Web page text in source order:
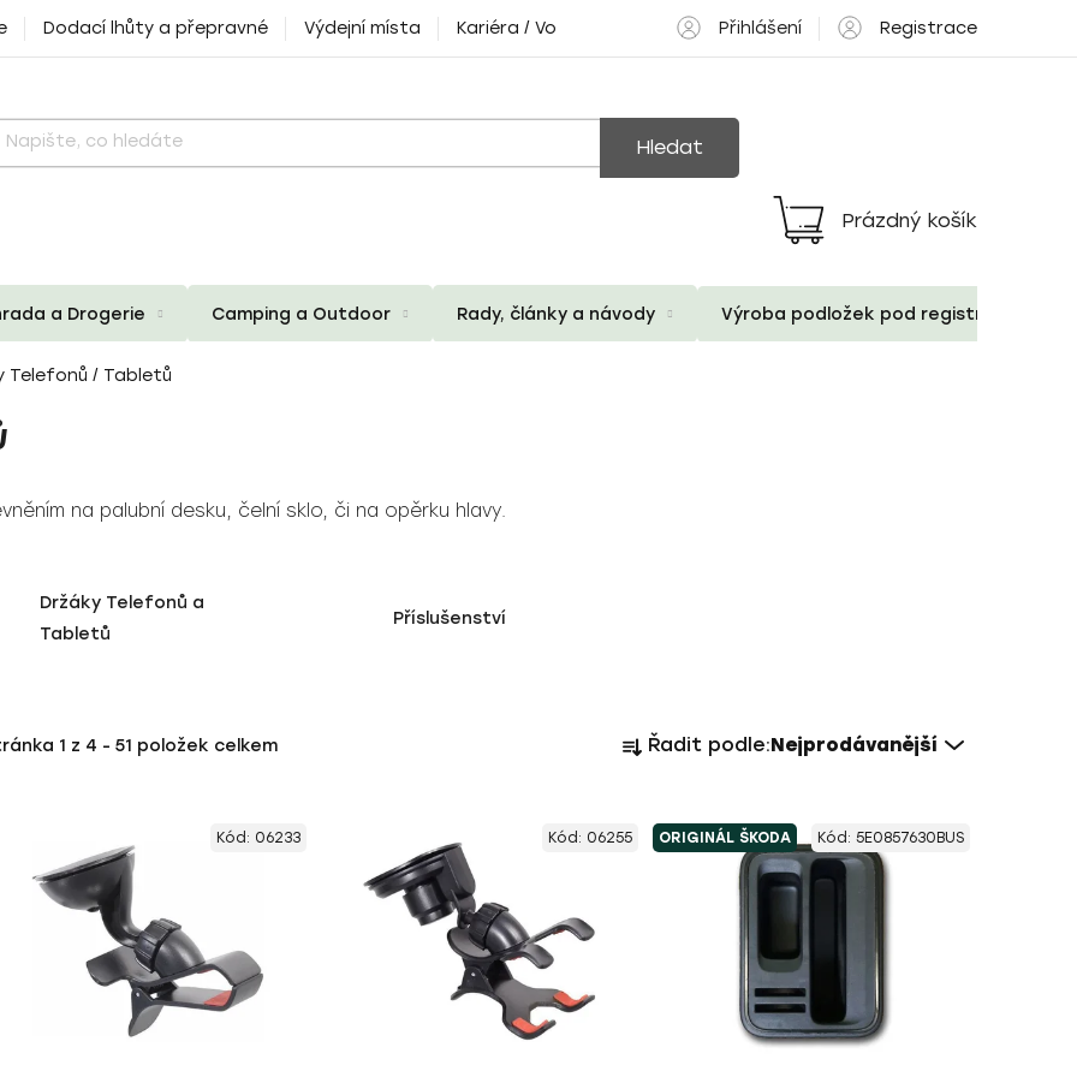
Dodací lhůty a přepravné Výdejní místa Kariéra / Volné pozice Přihlášení Registrace
Hledat
Nákupní
košík
Prázdný košík
a Drogerie Camping a Outdoor Rady, články a návody Výroba podložek pod registrační
Telefonů / Tabletů
na palubní desku, čelní sklo, či na opěrku hlavy.
Držáky Telefonů a
Tabletů
Příslušenství
1 z 4 - 51 položek celkem
a
n
Řadit podle:Nejprodávanější
Kód: 06233 Kód: 06255 ORIGINÁL ŠKODA Kód: 5E0857630BUS